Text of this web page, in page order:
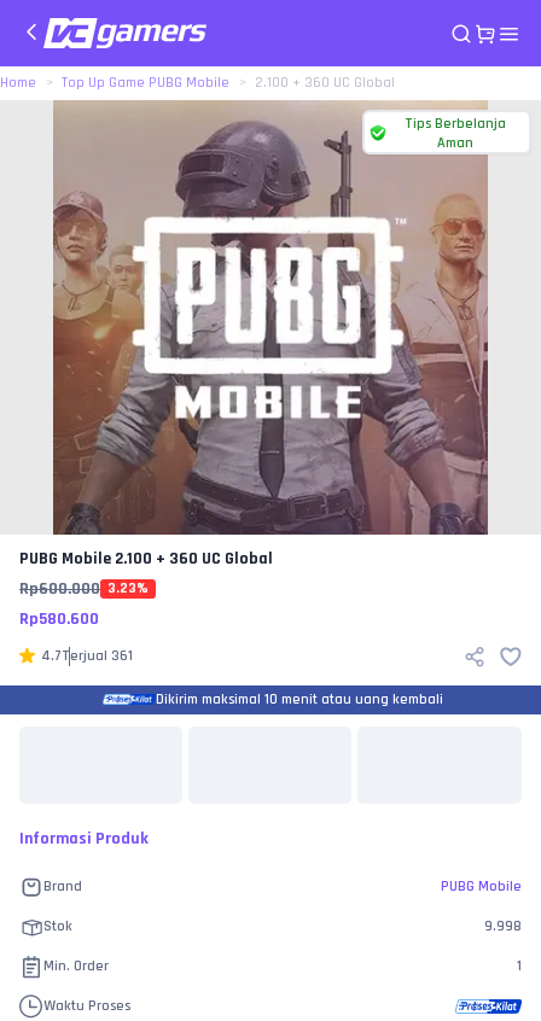
Home Top Up Game PUBG Mobile 2.100 + 360 UC Global
Tips Berbelanja
Aman
PUBG Mobile 2.100 + 360 UC Global
Rp600.000 3.23%
Rp580.600
4.7Terjual 361
Dikirim maksimal 10 menit atau uang kembali
Informasi Produk
Brand PUBG Mobile
Stok 9.998
Min. Order 1
Waktu Proses